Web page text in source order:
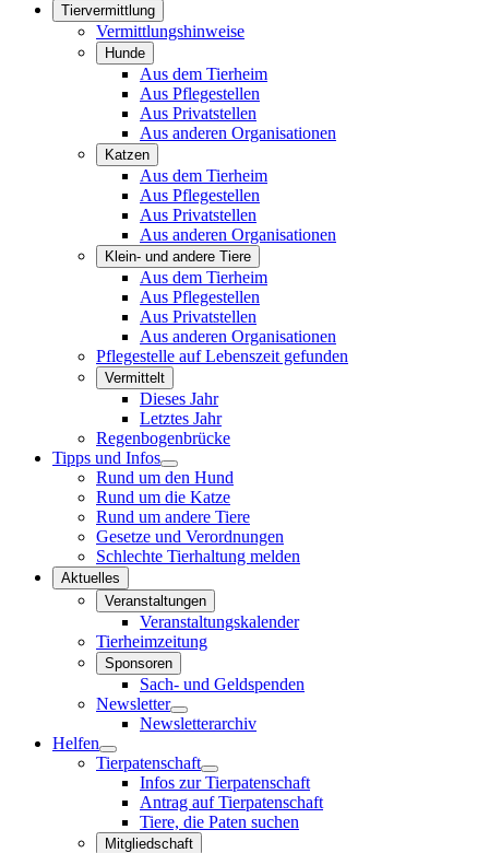
Tiervermittlung
Vermittlungshinweise
Hunde
Aus dem Tierheim
Aus Pflegestellen
Aus Privatstellen
Aus anderen Organisationen
Katzen
Aus dem Tierheim
Aus Pflegestellen
Aus Privatstellen
Aus anderen Organisationen
Klein- und andere Tiere
Aus dem Tierheim
Aus Pflegestellen
Aus Privatstellen
Aus anderen Organisationen
Pflegestelle auf Lebenszeit gefunden
Vermittelt
Dieses Jahr
Letztes Jahr
Regenbogenbrücke
Tipps und Infos
Rund um den Hund
Rund um die Katze
Rund um andere Tiere
Gesetze und Verordnungen
Schlechte Tierhaltung melden
Aktuelles
Veranstaltungen
Veranstaltungskalender
Tierheimzeitung
Sponsoren
Sach- und Geldspenden
Newsletter
Newsletterarchiv
Helfen
Tierpatenschaft
Infos zur Tierpatenschaft
Antrag auf Tierpatenschaft
Tiere, die Paten suchen
Mitgliedschaft